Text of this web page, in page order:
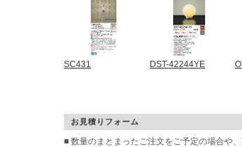
SC431 DST-42244YE
お見積りフォーム
■ 数量のまとまったご注文をご予定の場合や